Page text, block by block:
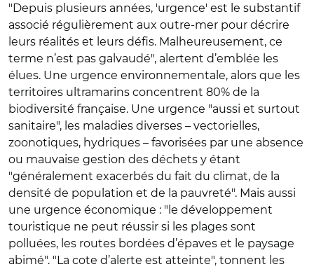
"Depuis plusieurs années, 'urgence' est le substantif
associé régulièrement aux outre-mer pour décrire
leurs réalités et leurs défis. Malheureusement, ce
terme n’est pas galvaudé", alertent d’emblée les
élues. Une urgence environnementale, alors que les
territoires ultramarins concentrent 80% de la
biodiversité française. Une urgence "aussi et surtout
sanitaire", les maladies diverses – vectorielles,
zoonotiques, hydriques – favorisées par une absence
ou mauvaise gestion des déchets y étant
"généralement exacerbés du fait du climat, de la
densité de population et de la pauvreté". Mais aussi
une urgence économique : "le développement
touristique ne peut réussir si les plages sont
polluées, les routes bordées d’épaves et le paysage
abimé". "La cote d’alerte est atteinte", tonnent les